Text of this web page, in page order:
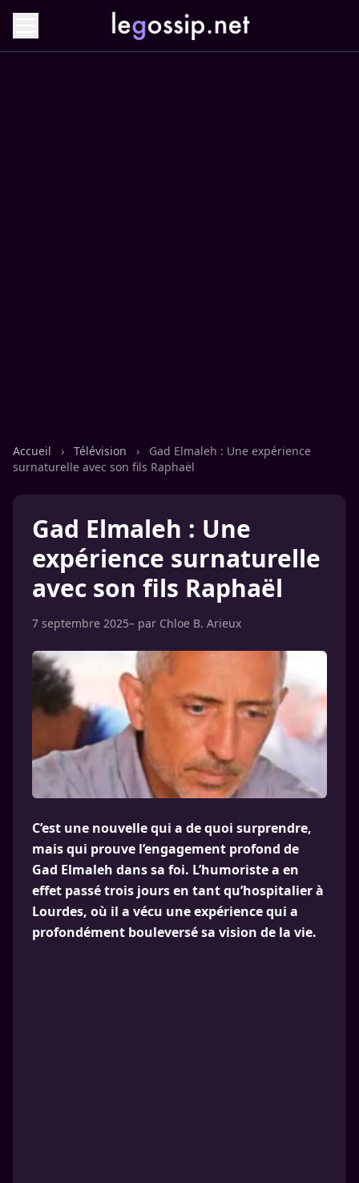
Accueil › Télévision ›
Gad Elmaleh : Une expérience
surnaturelle avec son fils Raphaël
Gad Elmaleh : Une
expérience surnaturelle
avec son fils Raphaël
7 septembre 2025– par Chloe B. Arieux
C’est une nouvelle qui a de quoi surprendre,
mais qui prouve l’engagement profond de
Gad Elmaleh dans sa foi. L’humoriste a en
effet passé trois jours en tant qu’hospitalier à
Lourdes, où il a vécu une expérience qui a
profondément bouleversé sa vision de la vie.